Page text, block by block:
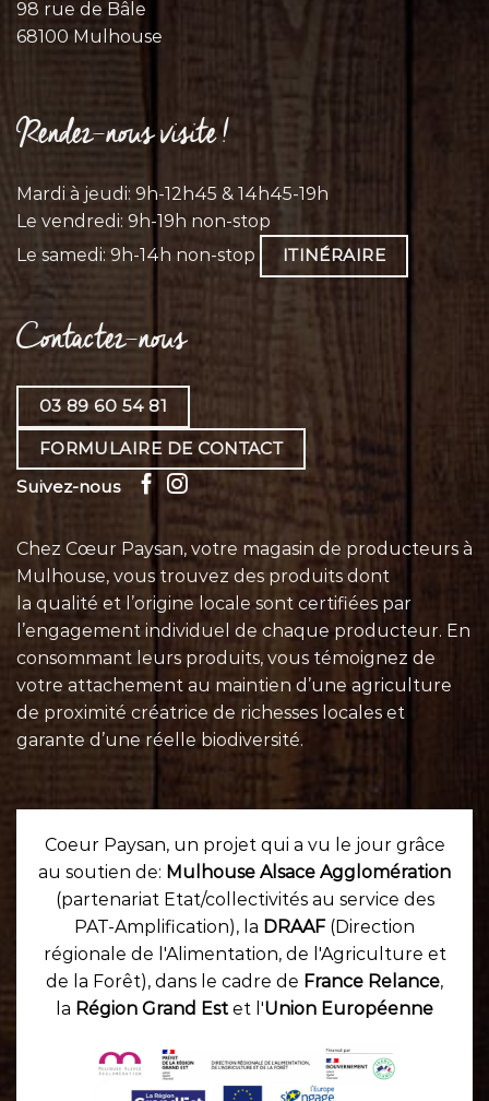
98 rue de Bâle
68100 Mulhouse
Rendez-nous visite !
Mardi à jeudi: 9h-12h45 & 14h45-19h
Le vendredi: 9h-19h non-stop
Le samedi: 9h-14h non-stop
ITINÉRAIRE
Contactez-nous
03 89 60 54 81
FORMULAIRE DE CONTACT
Suivez-nous
Chez Cœur Paysan, votre magasin de producteurs à
Mulhouse, vous trouvez des produits dont
la qualité et l’origine locale sont certifiées par
l’engagement individuel de chaqueproducteur. En
consommant leurs produits, vous témoignez de
votre attachement au maintien d’une agriculture
de proximité créatrice de richesses locales et
garante d’une réelle biodiversité.
Coeur Paysan, un projet qui a vu le jour grâce
au soutien de: Mulhouse Alsace Agglomération
(partenariat Etat/collectivités au service des
PAT-Amplification), la DRAAF (Direction
régionale de l'Alimentation, de l'Agriculture et
de la Forêt), dans le cadre de France Relance,
la Région Grand Est et l'Union Européenne